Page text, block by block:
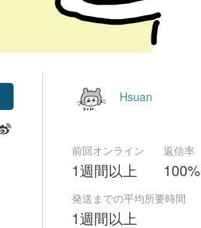
Hsuan
前回オンライン
1週間以上
返信率
100%
発送までの平均所要時間
1週間以上